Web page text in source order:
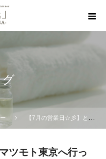
グ
【7月の営業日☆彡】とマツモト東京へ行った話☆彡
ツモト東京へ行っ